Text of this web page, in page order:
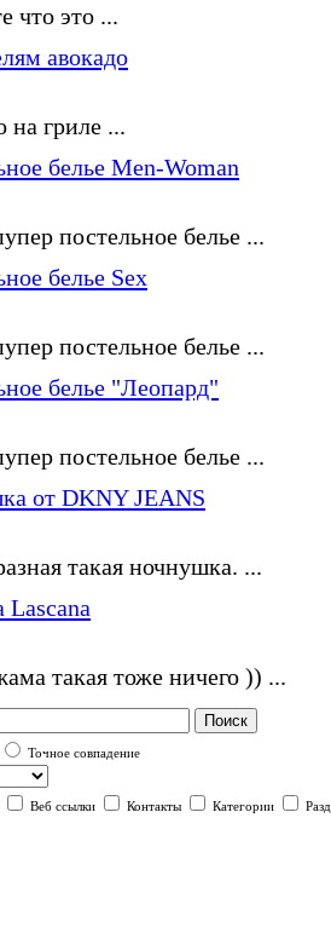
что это ...
авокадо
на гриле ...
белье Men-Woman
постельное белье ...
белье Sex
постельное белье ...
белье "Леопард"
постельное белье ...
от DKNY JEANS
такая ночнушка. ...
такая тоже ничего )) ...
Поиск
Точное совпадение
Веб ссылки Контакты Категории